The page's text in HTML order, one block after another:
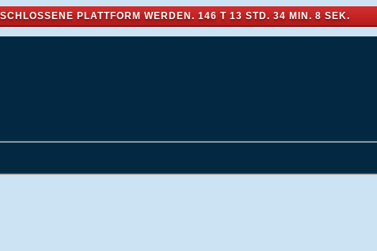
PLATTFORM WERDEN. 146 T 13 STD. 34 MIN. 7 SEK.